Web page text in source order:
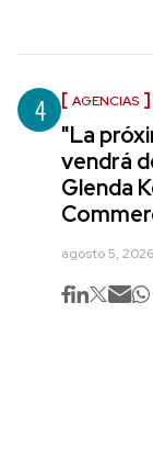
4 AGENCIAS
"La
vendrá
Glenda
agosto 5, 2026